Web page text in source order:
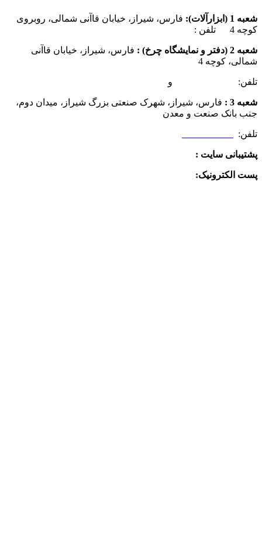
شعبه 1 (ابزارآلات):
فارس، شیراز، خیابان قاآنی شمالی، روبروی
کوچه 4 تلفن :
شعبه 2 (دفتر و نمایشگاه چرخ) :
فارس، شیراز، خیابان قاآنی
شمالی، کوچه 4
تلفن: و
شعبه 3 :
فارس، شیراز، شهرک صنعتی بزرگ شیراز، میدان دوم،
جنب بانک صنعت و معدن
تلفن:
پشتیبانی سایت :
پست الکترونیک: